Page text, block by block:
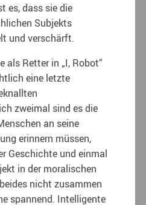
es, dass sie die
Subjekts
und verschärft.
als Retter in „I, Robot“
eine letzte
zweimal sind es die
an seine
erinnern müssen,
Geschichte und einmal
in der moralischen
nicht zusammen
spannend. Intelligente